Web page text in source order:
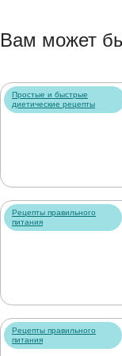
Вам может
Простые и быстрые
диетические рецепты
Рецепты правильного
питания
Рецепты правильного
питания